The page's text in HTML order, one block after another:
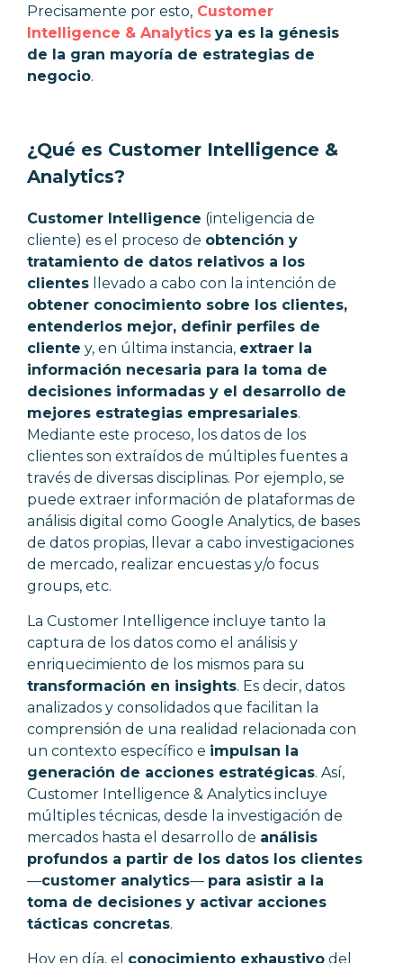
Precisamente por esto, Customer
Intelligence & Analytics ya es la génesis
de la gran mayoría de estrategias de
negocio.
¿Qué es Customer Intelligence &
Analytics?
Customer Intelligence (inteligencia de
cliente) es el proceso de obtención y
tratamiento de datos relativos a los
clientes llevado a cabo con la intención de
obtener conocimiento sobre los clientes,
entenderlos mejor, definir perfiles de
cliente y, en última instancia, extraer la
información necesaria para la toma de
decisiones informadas y el desarrollo de
mejores estrategias empresariales.
Mediante este proceso, los datos de los
clientes son extraídos de múltiples fuentes a
través de diversas disciplinas. Por ejemplo, se
puede extraer información de plataformas de
análisis digital como Google Analytics, de bases
de datos propias, llevar a cabo investigaciones
de mercado, realizar encuestas y/o focus
groups, etc.
La Customer Intelligence incluye tanto la
captura de los datos como el análisis y
enriquecimiento de los mismos para su
transformación en insights. Es decir, datos
analizados y consolidados que facilitan la
comprensión de una realidad relacionada con
un contexto específico e impulsan la
generación de acciones estratégicas. Así,
Customer Intelligence & Analytics incluye
múltiples técnicas, desde la investigación de
mercados hasta el desarrollo de análisis
profundos a partir de los datos los clientes
—customer analytics— para asistir a la
toma de decisiones y activar acciones
tácticas concretas.
Hoy en día, el conocimiento exhaustivo del